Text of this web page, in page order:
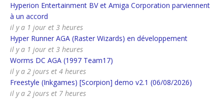
Hyperion Entertainment BV et Amiga Corporation parviennent
à un accord
il y a 1 jour et 3 heures
Hyper Runner AGA (Raster Wizards) en développement
il y a 1 jour et 3 heures
Worms DC AGA (1997 Team17)
il y a 2 jours et 4 heures
Freestyle (Inkgames) [Scorpion] demo v2.1 (06/08/2026)
il y a 2 jours et 7 heures